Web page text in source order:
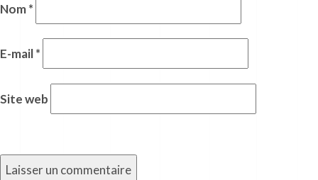
Nom*
E-mail*
Site web